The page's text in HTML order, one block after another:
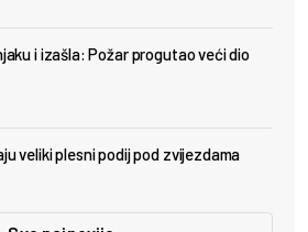
i izašla: Požar progutao veći dio
veliki plesni podij pod zvijezdama